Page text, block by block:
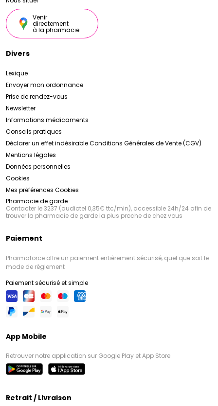
Venir
directement
à la pharmacie
Divers
Lexique
Envoyer mon ordonnance
Prise de rendez-vous
Newsletter
Informations médicaments
Conseils pratiques
Déclarer un effet indésirableConditions Générales de Vente (CGV)
Mentions légales
Données personnelles
Cookies
Mes préférences Cookies
Pharmacie de garde :
Contacter le 3237 (audiotel 0,35€ ttc/min), accessible 24h/24 afin de
trouver la pharmacie de garde la plus proche de chez vous
Paiement
Pharmaforce offre un paiement entièrement sécurisé, quel que soit le
mode de règlement
Paiement sécurisé et simple
App Mobile
Retrouver notre application sur Google Play et App Store
Retrait / Livraison